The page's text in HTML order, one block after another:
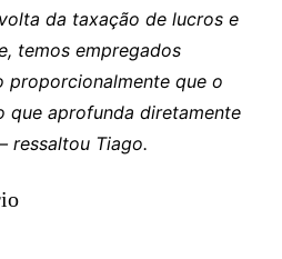
da taxação de lucros e
temos empregados
proporcionalmente que o
que aprofunda diretamente
ressaltou Tiago.